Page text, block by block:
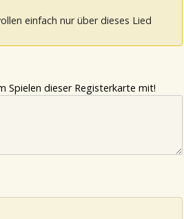
einfach nur über dieses Lied
Spielen dieser Registerkarte mit!